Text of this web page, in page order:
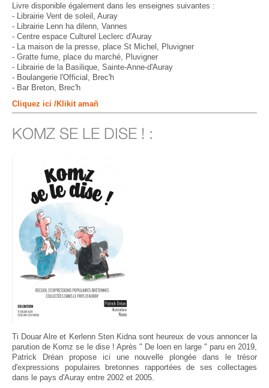
Livre disponible également dans les enseignes suivantes :
- Librairie Vent de soleil, Auray
- Librairie Lenn ha dilenn, Vannes
- Centre espace Culturel Leclerc d'Auray
- La maison de la presse, place St Michel, Pluvigner
- Gratte fume, place du marché, Pluvigner
- Librairie de la Basilique, Sainte-Anne-d'Auray
- Boulangerie l'Official, Brec'h
- Bar Breton, Brec'h
Cliquez ici /Klikit amañ
KOMZ SE LE DISE ! :
Ti Douar Alre et Kerlenn Sten Kidna sont heureux de vous annoncer la
parution de Komz se le dise ! Après " De loen en large " paru en 2019,
Patrick Dréan propose ici une nouvelle plongée dans le trésor
d'expressions populaires bretonnes rapportées de ses collectages
dans le pays d'Auray entre 2002 et 2005.